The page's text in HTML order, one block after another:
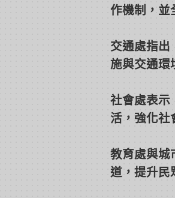
作機制，並
交通處指出
施與交通環
社會處表示
活，強化社
教育處與城
道，提升民